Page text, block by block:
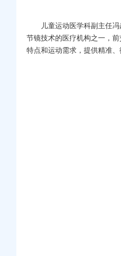
儿童运动医学科副主任冯
节镜技术的医疗机构之一，
特点和运动需求，提供精准